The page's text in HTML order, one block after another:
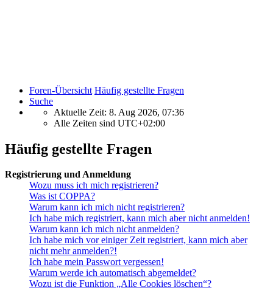
Foren-Übersicht Häufig gestellte Fragen
Suche
Aktuelle Zeit: 8. Aug 2026, 07:36
Alle Zeiten sind UTC+02:00
Häufig gestellte Fragen
Registrierung und Anmeldung
Wozu muss ich mich registrieren?
Was ist COPPA?
Warum kann ich mich nicht registrieren?
Ich habe mich registriert, kann mich aber nicht anmelden!
Warum kann ich mich nicht anmelden?
Ich habe mich vor einiger Zeit registriert, kann mich aber
nicht mehr anmelden?!
Ich habe mein Passwort vergessen!
Warum werde ich automatisch abgemeldet?
Wozu ist die Funktion „Alle Cookies löschen“?